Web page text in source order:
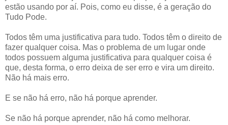
estão usando por aí. Pois, como eu disse, é a geração do
Tudo Pode.
Todos têm uma justificativa para tudo. Todos têm o direito de
fazer qualquer coisa. Mas o problema de um lugar onde
todos possuem alguma justificativa para qualquer coisa é
que, desta forma, o erro deixa de ser erro e vira um direito.
Não há mais erro.
E se não há erro, não há porque aprender.
Se não há porque aprender, não há como melhorar.